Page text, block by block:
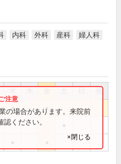
内科 外科 産科
婦人科
祝
● ●
の場合があります。来院前
ください。
×閉じる